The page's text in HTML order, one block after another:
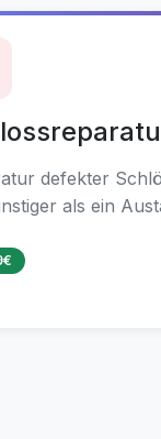
defekter
als ein